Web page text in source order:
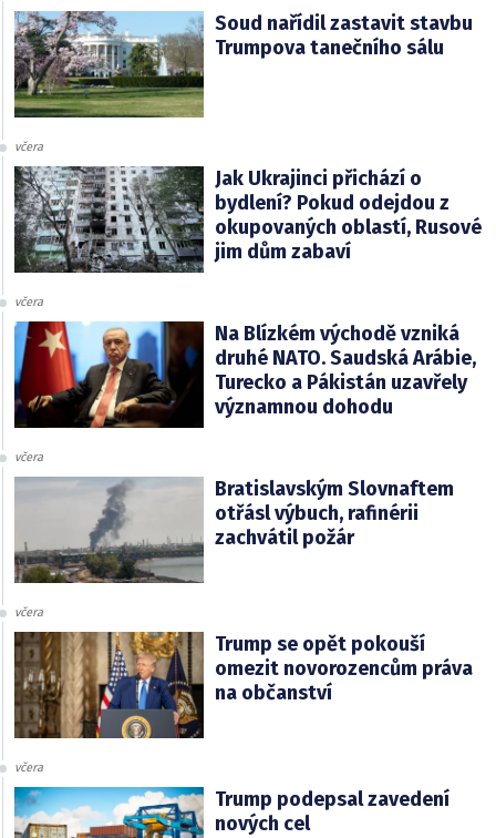
Soud nařídil zastavit stavbu
Trumpova tanečního sálu
včera
Jak Ukrajinci přichází o
bydlení? Pokud odejdou z
okupovaných oblastí, Rusové
jim dům zabaví
včera
Na Blízkém východě vzniká
druhé NATO. Saudská Arábie,
Turecko a Pákistán uzavřely
významnou dohodu
včera
Bratislavským Slovnaftem
otřásl výbuch, rafinérii
zachvátil požár
včera
Trump se opět pokouší
omezit novorozencům práva
na občanství
včera
Trump podepsal zavedení
nových cel